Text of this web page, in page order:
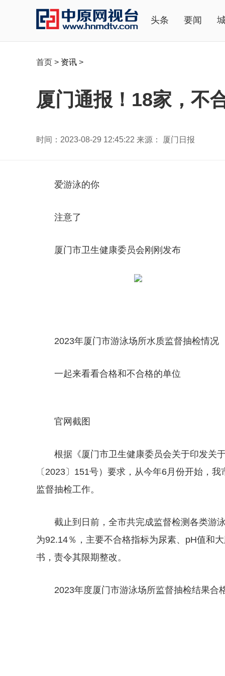
头条 要闻
首页 > 资讯 >
厦门通报！18家，不
时间：2023-08-29 12:45:22 来源： 厦门日报
爱游泳的你
注意了
厦门市卫生健康委员会刚刚发布
2023年厦门市游泳场所水质监督抽检情况
一起来看看合格和不合格的单位
官网截图
根据《厦门市卫生健康委员会关于印发关
〔2023〕151号）要求， 从今年6月份开始，
监督抽检工作。
截止到日前，全市共完成监督检测各类游
为92.14％， 主要不合格指标为尿素、pH值和
书，责令其限期整改。
2023年度厦门市游泳场所监督抽检结果合